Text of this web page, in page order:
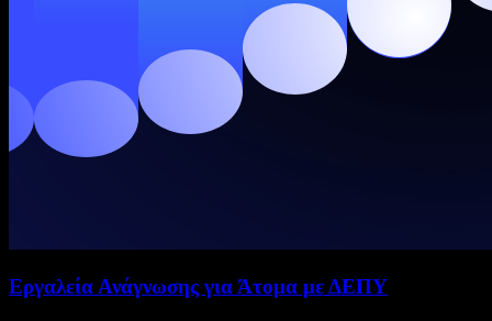
Εργαλεία Ανάγνωσης για Άτομα με ΔΕΠΥ